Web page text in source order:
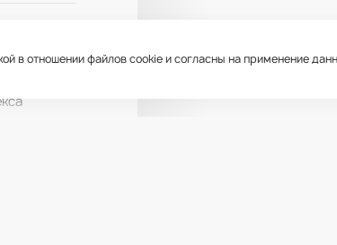
в отношении файлов cookie и согласны на применение